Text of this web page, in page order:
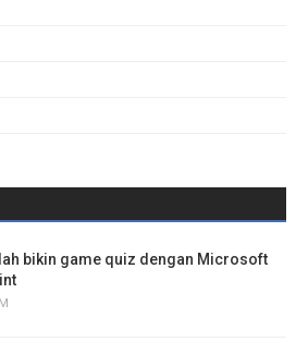
bikin game quiz dengan Microsoft